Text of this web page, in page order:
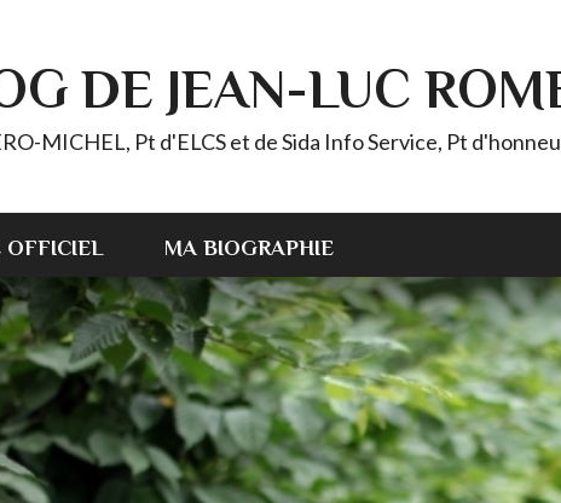
DE JEAN-LUC
MICHEL, Pt d'ELCS et de Sida Info Service, Pt
OFFICIEL MA BIOGRAPHIE